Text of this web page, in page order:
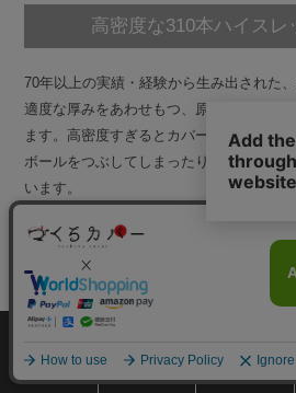
高密度な310本ハイスレ
70年以上の実績・経験から生み出された
適度な厚みをあわせもつ、原料を最大限
ます。高密度すぎるとカバー自体が重く
ボールをつぶしてしまったり、寝返りが
います。
商品をさがす
サイズ
お買物ガイド